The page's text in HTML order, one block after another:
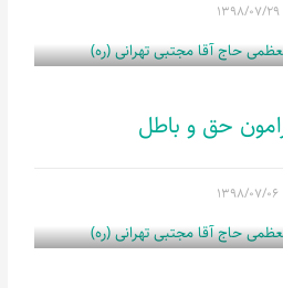
۱۳۹۸/۰۷/۲۹
حق و باطل
۱۳۹۸/۰۷/۰۶